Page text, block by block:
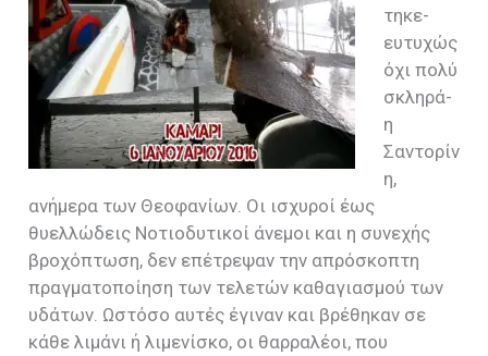
τηκε-
ευτυχώς
όχι πολύ
σκληρά-
η
Σαντορίν
η,
ανήμερα των Θεοφανίων. Οι ισχυροί έως
θυελλώδεις Νοτιοδυτικοί άνεμοι και η συνεχής
βροχόπτωση, δεν επέτρεψαν την απρόσκοπτη
πραγματοποίηση των τελετών καθαγιασμού των
υδάτων. Ωστόσο αυτές έγιναν και βρέθηκαν σε
κάθε λιμάνι ή λιμενίσκο, οι θαρραλέοι, που